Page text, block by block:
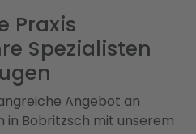
Praxis
Spezialisten
Angebot an
in Bobritzsch mit unserem